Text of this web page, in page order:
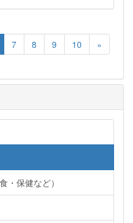
7 8 9 10 »
・保健など）